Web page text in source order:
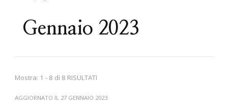
Gennaio 2023
Mostra: 1 - 8 di 8 RISULTATI
AGGIORNATO IL 27 GENNAIO 2023